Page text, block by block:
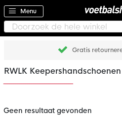
Menu
Gratis
RWLK Keepershandschoenen
Geen resultaat gevonden